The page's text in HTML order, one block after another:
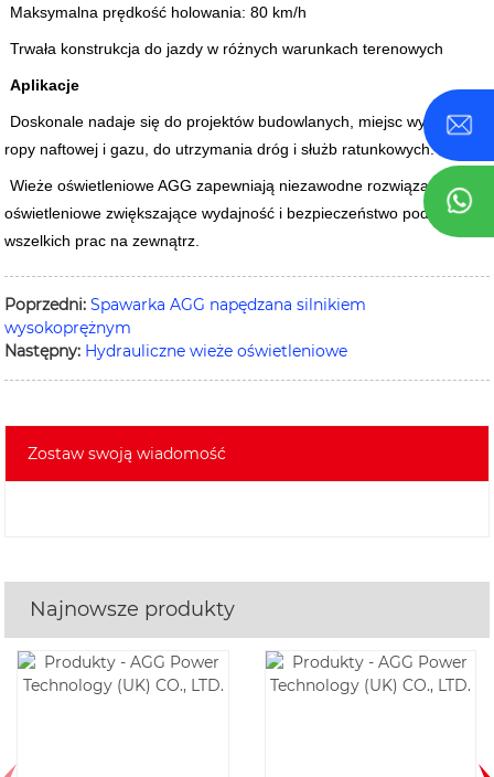
Maksymalna prędkość holowania: 80 km/h
Trwała konstrukcja do jazdy w różnych warunkach terenowych
Aplikacje
Doskonale nadaje się do projektów budowlanych, miejsc wydobycia
ropy naftowej i gazu, do utrzymania dróg i służb ratunkowych.
Wieże oświetleniowe AGG zapewniają niezawodne rozwiązania
oświetleniowe zwiększające wydajność i bezpieczeństwo podczas
wszelkich prac na zewnątrz.
Poprzedni: Spawarka AGG napędzana silnikiem
wysokoprężnym
Następny: Hydrauliczne wieże oświetleniowe
Zostaw swoją wiadomość
Najnowsze produkty